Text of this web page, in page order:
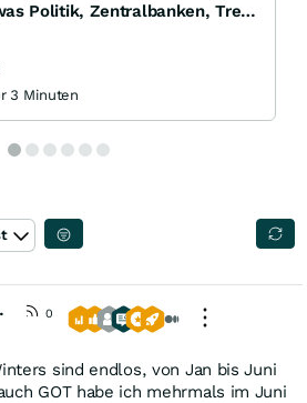
Das große Ganze - was Politik, Zentralbanken, Trends, Medien und Gesellschaft mit Aktien, Rohstoffen
3 Minuten
0
sind endlos, von Jan bis Juni
GOT habe ich mehrmals im Juni